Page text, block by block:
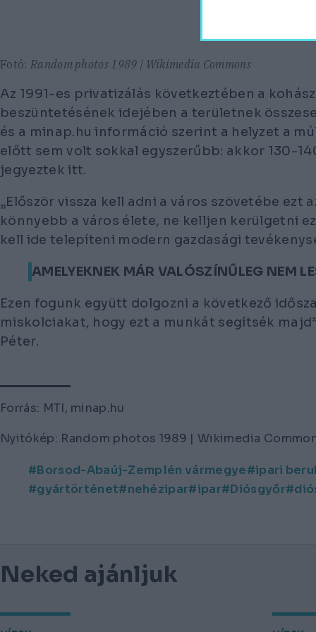
Fotó: Random photos 1989 | Wikimedia Commons
Az 1991-es privatizálás következtében a
beszüntetésének idejében a területnek
és a minap.hu információ szerint a helyzet a
előtt sem volt sokkal egyszerűbb: akkor 130-
jegyeztek itt.
„Először vissza kell adni a város szövetébe ezt
könnyebb a város élete, ne kelljen kerülgetni
kell ide telepíteni modern gazdasági
AMELYEKNEK MÁR VALÓSZÍNŰLEG NEM
Ezen fogunk együtt dolgozni a következő
miskolciakat, hogy ezt a munkát segítsék
Péter.
Forrás: MTI, minap.hu
Nyitókép: Random photos 1989 | Wikimedia
Borsod-Abaúj-Zemplén vármegye ipari
gyártörténet
nehézipar ipar Diósgyőr
Neked ajánljuk